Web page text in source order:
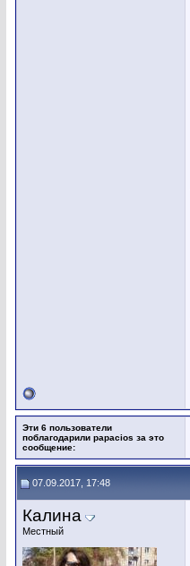
Эти 6 пользователи
поблагодарили papacios за это
сообщение:
07.09.2017, 17:48
Калина
Местный